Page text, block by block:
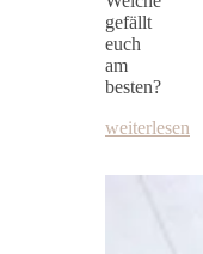
gefällt
euch
am
besten?
weiterlesen